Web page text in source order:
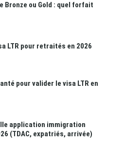
Bronze ou Gold : quel forfait
LTR pour retraités en 2026
pour valider le visa LTR en
application immigration
(TDAC, expatriés, arrivée)